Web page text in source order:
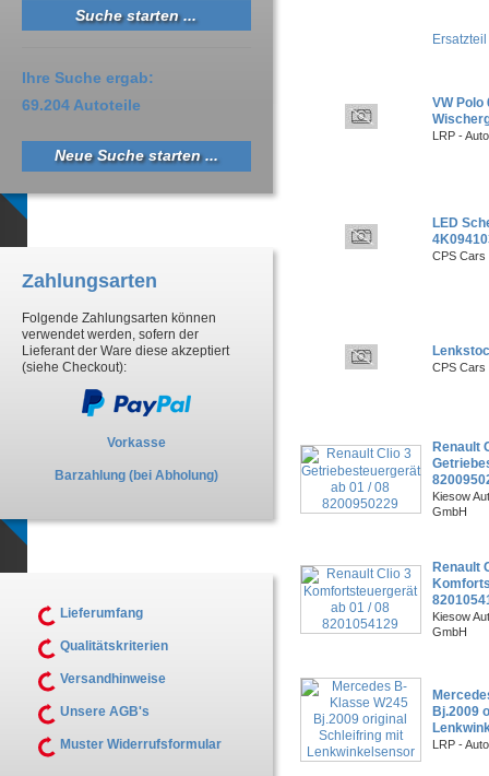
Ersatzteil
VW Polo
LRP -
LED
CPS Cars
CPS Cars
Renault
Kiesow
GmbH
Renault
Kiesow
GmbH
Bj.2009
LRP -
Ihre Suche ergab:
69.204 Autoteile
Neue Suche starten ...
Zahlungsarten
Folgende Zahlungsarten können
verwendet werden, sofern der
Lieferant der Ware diese akzeptiert
(siehe Checkout):
Vorkasse
Barzahlung (bei Abholung)
Lieferumfang
Qualitätskriterien
Versandhinweise
Unsere AGB's
Muster Widerrufsformular